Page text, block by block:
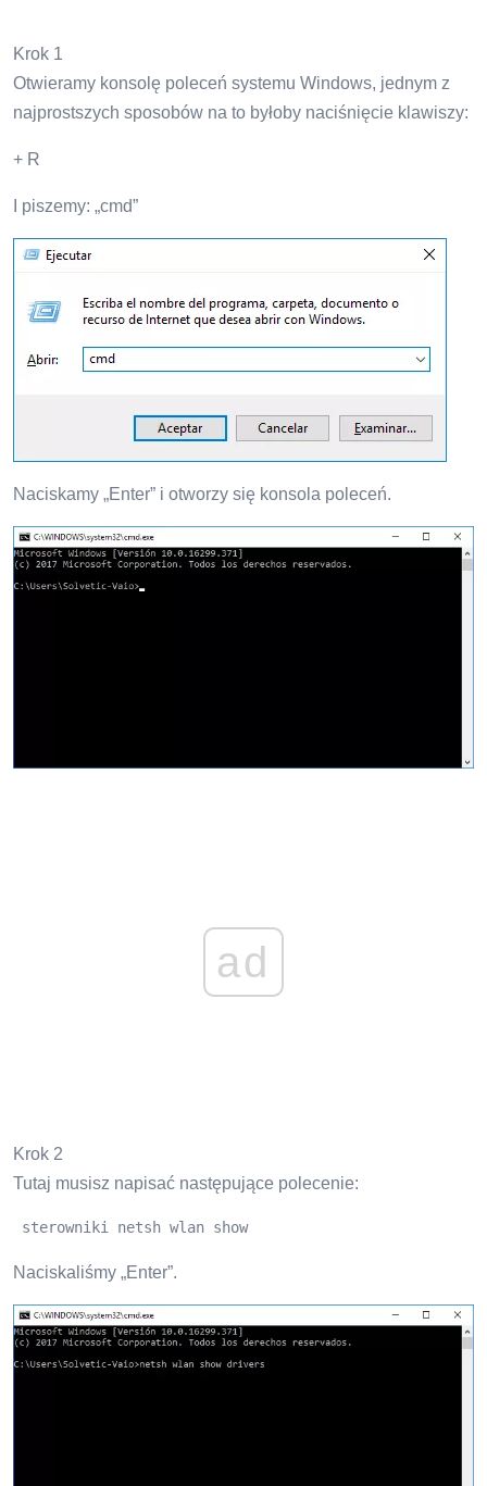
Krok 1
Otwieramy konsolę poleceń systemu Windows, jednym z
najprostszych sposobów na to byłoby naciśnięcie klawiszy:
+ R
I piszemy: „cmd”
Naciskamy „Enter” i otworzy się konsola poleceń.
ad
Krok 2
Tutaj musisz napisać następujące polecenie:
sterowniki netsh wlan show
Naciskaliśmy „Enter”.